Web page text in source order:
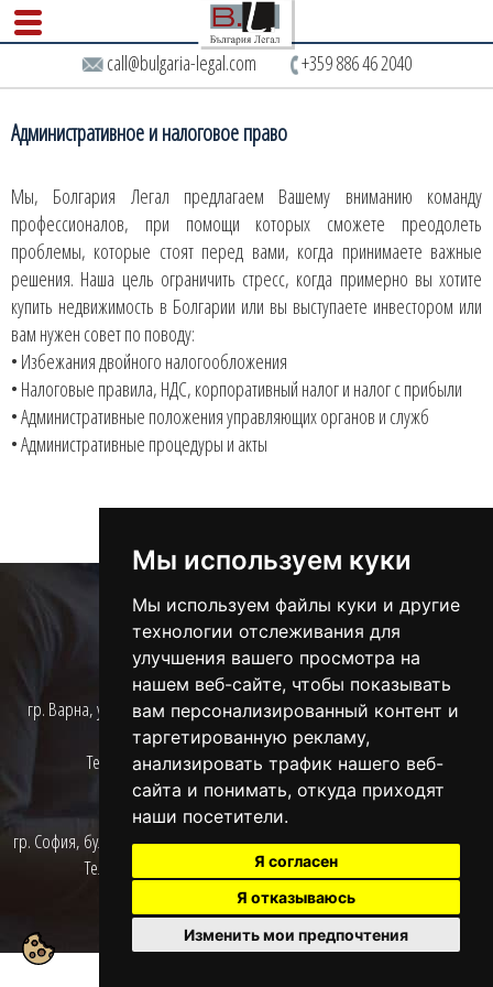
Мы используем куки
Мы используем файлы куки и другие
технологии отслеживания для
улучшения вашего просмотра на
нашем веб-сайте, чтобы показывать
вам персонализированный контент и
таргетированную рекламу,
анализировать трафик нашего веб-
сайта и понимать, откуда приходят
наши посетители.
Я согласен
Я отказываюсь
Изменить мои предпочтения
call@bulgaria-legal.com +359 886 46 2040
Административное и налоговое право
Мы, Болгария Легал предлагаем Вашему вниманию команду
профессионалов, при помощи которых сможете преодолеть
проблемы, которые стоят перед вами, когда принимаете важные
решения. Наша цель ограничить стресс, когда примерно вы хотите
купить недвижимость в Болгарии или вы выступаете инвестором или
вам нужен совет по поводу:
• Избежания двойного налогообложения
• Налоговые правила, НДС, корпоративный налог и налог с прибыли
• Административные положения управляющих органов и служб
• Административные процедуры и акты
Варна
гр. Варна, ул."Стефан Стамболов" 8, ет.1,
офис 1
Тел.: +359 (0)52 604422
София
гр. София, бул."Васил Левски" 46, ет.3, офис 6
Тел.: +359 (0)2 995 0628
Великобритания
UK Tel.: +44 (0)191 640
UK Fax: +44 (0) 709 288
5817
2026, Все права защищены.